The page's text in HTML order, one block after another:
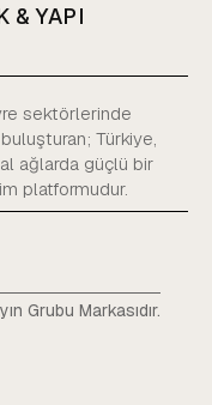
& YAPI
sektörlerinde
Türkiye,
ağlarda güçlü bir
platformudur.
Grubu Markasıdır.